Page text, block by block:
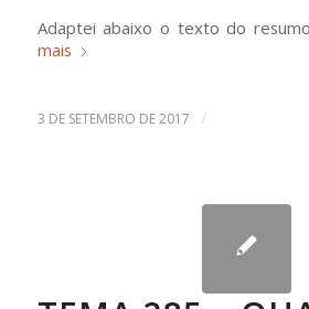
Adaptei abaixo o texto do
mais
3 DE SETEMBRO DE 2017 /